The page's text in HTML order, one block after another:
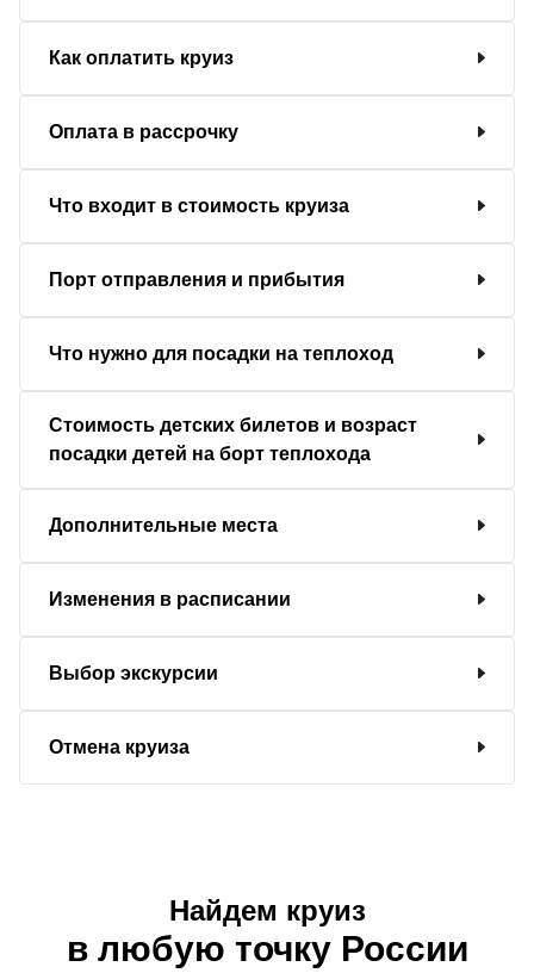
Как оплатить круиз
Оплата в рассрочку
Что входит в стоимость круиза
Порт отправления и прибытия
Что нужно для посадки на теплоход
Стоимость детских билетов и возраст
посадки детей на борт теплохода
Дополнительные места
Изменения в расписании
Выбор экскурсии
Отмена круиза
Найдем круиз
в любую точку России